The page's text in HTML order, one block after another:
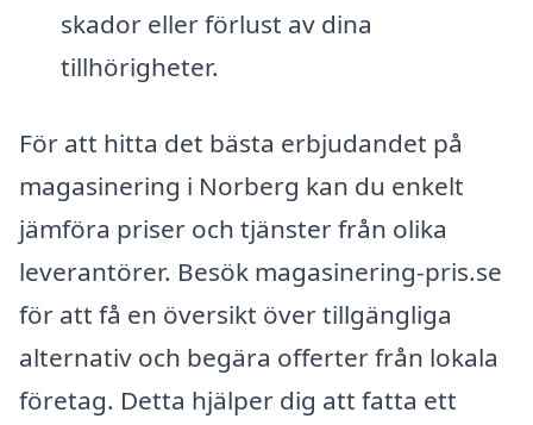
skador eller förlust av dina
tillhörigheter.
För att hitta det bästa erbjudandet på
magasinering i Norberg kan du enkelt
jämföra priser och tjänster från olika
leverantörer. Besök magasinering-pris.se
för att få en översikt över tillgängliga
alternativ och begära offerter från lokala
företag. Detta hjälper dig att fatta ett